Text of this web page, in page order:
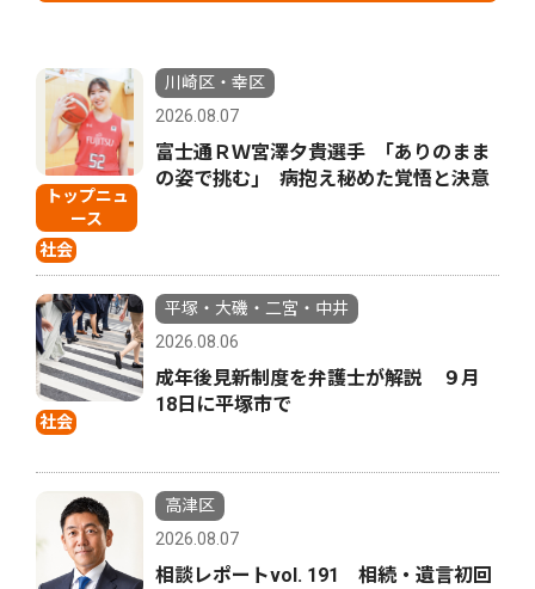
トップニュ
ース
社会
川崎区・幸区
2026.08.07
富士通ＲＷ宮澤夕貴選手 ｢ありのまま
の姿で挑む｣ 病抱え秘めた覚悟と決意
社会
平塚・大磯・二宮・中井
2026.08.06
成年後見新制度を弁護士が解説 ９月
18日に平塚市で
高津区
2026.08.07
相談レポートvol. 191 相続・遺言初回